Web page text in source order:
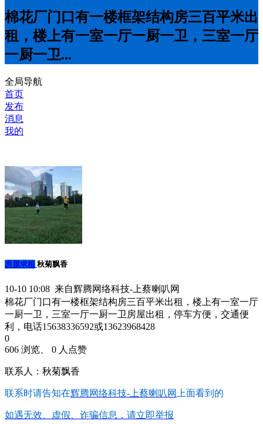
棉花厂门口有一楼框架结构房三百平米出
租，楼上有一室一厅一厨一卫，三室一厅
一厨一卫...
全局导航
首页
发布
消息
我的
房屋求租 秋菊飘香
10-10 10:08 来自辉腾网络科技-上蔡喇叭网
棉花厂门口有一楼框架结构房三百平米出租，楼上有一室一厅
一厨一卫，三室一厅一厨一卫房屋出租，停车方便，交通便
利，电话15638336592或13623968428
0
606 浏览、 0 人点赞
联系人：秋菊飘香
联系时请告知在辉腾网络科技-上蔡喇叭网 上面看到的
如遇无效、虚假、诈骗信息，请立即举报